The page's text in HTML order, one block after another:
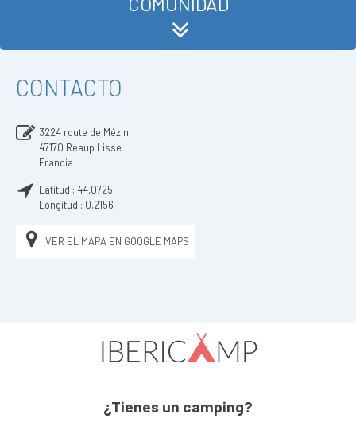
CONTACTO
3224 route de Mézin
47170 Reaup Lisse
Francia
Latitud : 44,0725
Longitud : 0,2156
VER EL MAPA EN GOOGLE MAPS
¿Tienes un camping?